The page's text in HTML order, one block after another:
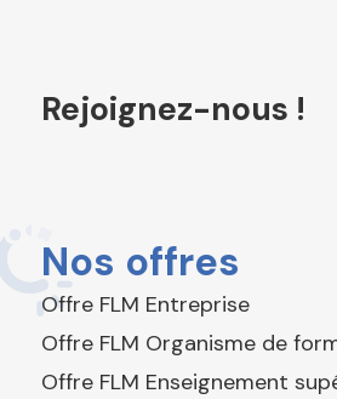
Rejoignez-nous !
Nos offres
Offre FLM Entreprise
Offre FLM Organisme de
Offre FLM Enseignement